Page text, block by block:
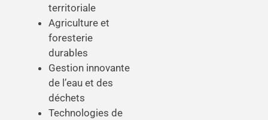
territoriale
Agriculture et
foresterie
durables
Gestion innovante
de l’eau et des
déchets
Technologies de